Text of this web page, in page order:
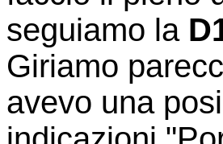
seguiamo la
Giriamo
avevo una